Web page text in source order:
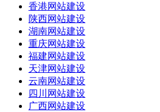
香港网站建设
陕西网站建设
湖南网站建设
重庆网站建设
福建网站建设
天津网站建设
云南网站建设
四川网站建设
广西网站建设